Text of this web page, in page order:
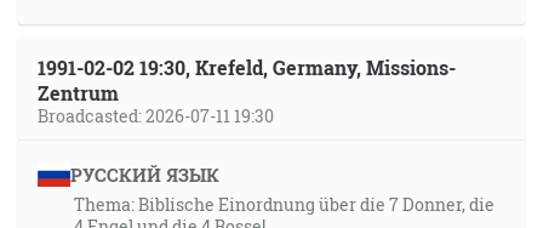
1991-02-02 19:30, Krefeld, Germany, Missions-
Zentrum
Broadcasted: 2026-07-11 19:30
РУССКИЙ ЯЗЫК
Thema: Biblische Einordnung über die 7 Donner, die